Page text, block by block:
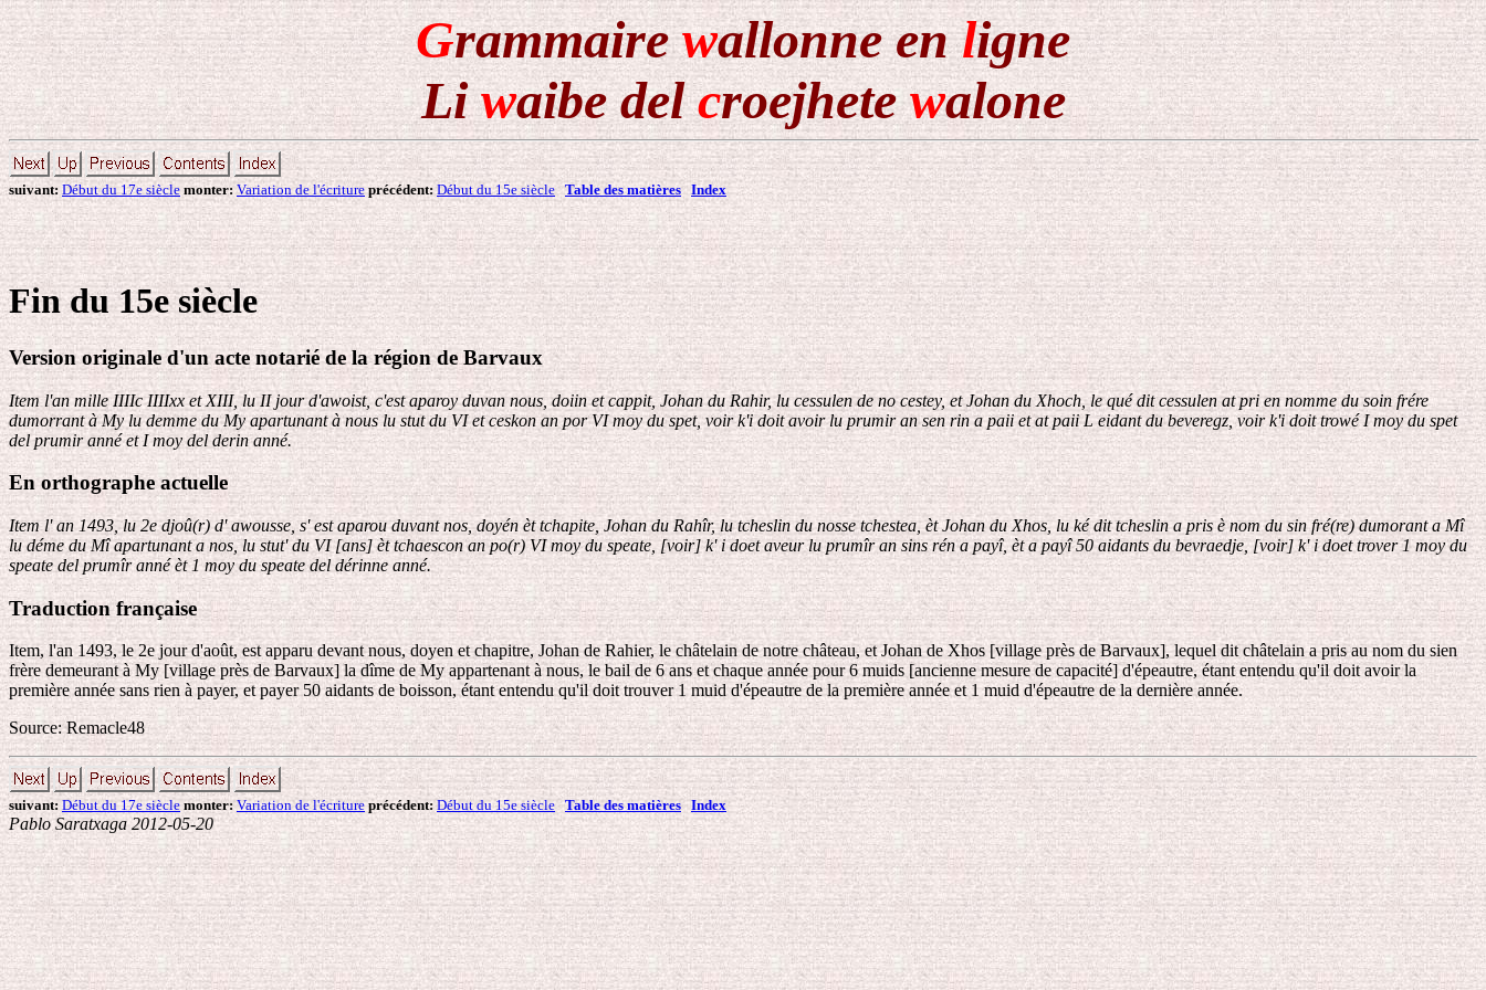
Grammaire wallonne enligne
Liwaibe delcroejhete walone
suivant: Début du 17e siècle monter: Variation de l'écriture précédent: Début du 15e siècle Table des matières Index
Fin du 15e siècle
Version originale d'un acte notarié de la région de Barvaux
Item l'an mille IIIIc IIIIxx et XIII, lu II jour d'awoist, c'est aparoy duvan nous, doiin et cappit, Johan du Rahir, lu cessulen de no cestey, et Johan du Xhoch, le qué dit cessulen at pri en nomme du soin frére
dumorrant à My lu demme du My apartunant à nous lu stut du VI et ceskon an por VI moy du spet, voir k'i doit avoir lu prumir an sen rin a paii et at paii L eidant du beveregz, voir k'i doit trowé I moy du spet
del prumir anné et I moy del derin anné.
En orthographe actuelle
Item l' an 1493, lu 2e djoû(r) d' awousse, s' est aparou duvant nos, doyén èt tchapite, Johan du Rahîr, lu tcheslin du nosse tchestea, èt Johan du Xhos, lu ké dit tcheslin a pris è nom du sin fré(re) dumorant a Mî
lu déme du Mî apartunant a nos, lu stut' du VI [ans] èt tchaescon an po(r) VI moy du speate, [voir] k' i doet aveur lu prumîr an sins rén a payî, èt a payî 50 aidants du bevraedje, [voir] k' i doet trover 1 moy du
speate del prumîr anné èt 1 moy du speate del dérinne anné.
Traduction française
Item, l'an 1493, le 2e jour d'août, est apparu devant nous, doyen et chapitre, Johan de Rahier, le châtelain de notre château, et Johan de Xhos [village près de Barvaux], lequel dit châtelain a pris au nom du sien
frère demeurant à My [village près de Barvaux] la dîme de My appartenant à nous, le bail de 6 ans et chaque année pour 6 muids [ancienne mesure de capacité] d'épeautre, étant entendu qu'il doit avoir la
première année sans rien à payer, et payer 50 aidants de boisson, étant entendu qu'il doit trouver 1 muid d'épeautre de la première année et 1 muid d'épeautre de la dernière année.
Source: Remacle48
suivant: Début du 17e siècle monter: Variation de l'écriture précédent: Début du 15e siècle Table des matières Index
Pablo Saratxaga 2012-05-20